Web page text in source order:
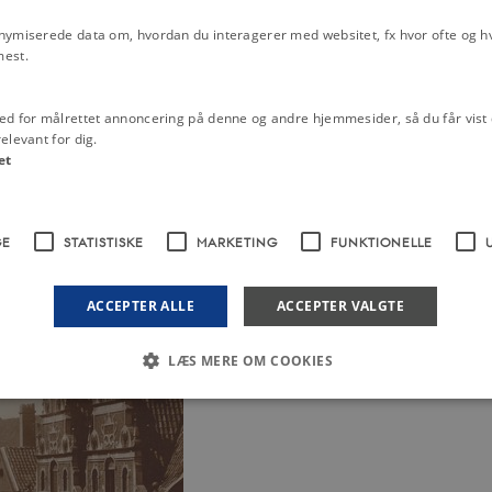
hvor han hurtigt fik isoleret de
tjeneste på lazarettet, måtte ikke
koleraen forsvandt efter en
hvor koleraens smitsomhed
tvivl om koleraens
virket efter hensigten. I
og mente, at byernes dunster
end Panums, blev
1850. Det førte til en ophævelse
danske købmænds handel
data om, hvordan du interagerer med websitet, fx hvor ofte og
for målrettet annoncering på denne og andre hjemmesider, så du får vist
for dig.
STATISTISKE MARKETING FUNKTIONELLE
ACCEPTER ALLE ACCEPTER VALGTE
LÆS MERE OM COOKIES
Nødvendige Statistiske
at gøre hjemmesiden brugbar ved at aktivere nogle grundlæggende funktioner